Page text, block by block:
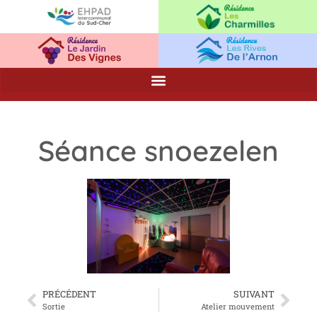
Séance snoezelen
PRÉCÉDENT
Sortie
SUIVANT
Atelier mouvement